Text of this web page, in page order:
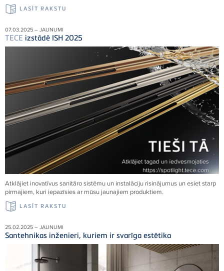
LASĪT RAKSTU
07.03.2025 – JAUNUMI
TECE izstādē ISH 2025
Atklājiet inovatīvus sanitāro sistēmu un instalāciju risinājumus un esiet starp
pirmajiem, kuri iepazīsies ar mūsu jaunajiem produktiem.
LASĪT RAKSTU
25.02.2025 – JAUNUMI
Santehnikas inženieri, kuriem ir svarīga estētika